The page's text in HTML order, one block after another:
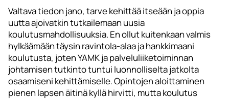
Valtava tiedon jano, tarve kehittää itseään ja oppia
uutta ajoivatkin tutkailemaan uusia
koulutusmahdollisuuksia. En ollut kuitenkaan valmis
hylkäämään täysin ravintola-alaa ja hankkimaani
koulutusta, joten YAMK ja palveluliiketoiminnan
johtamisen tutkinto tuntui luonnolliselta jatkolta
osaamiseni kehittämiselle. Opintojen aloittaminen
pienen lapsen äitinä kyllä hirvitti, mutta koulutus